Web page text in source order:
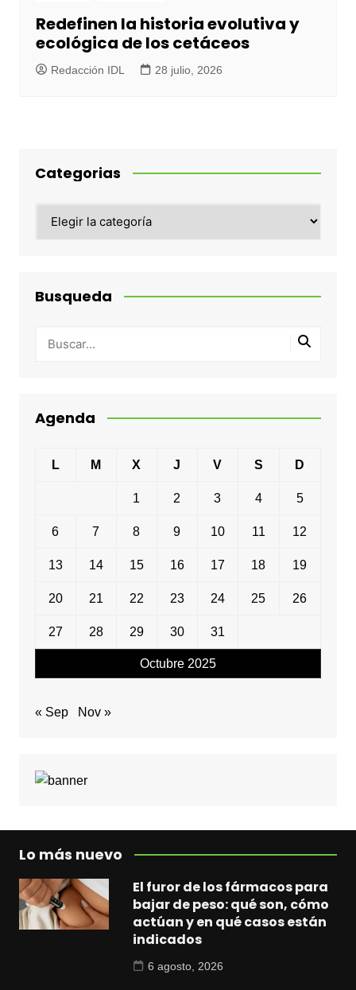
Redefinen la historia evolutiva y
ecológica de los cetáceos
Redacción IDL 28 julio, 2026
Categorias
Busqueda
Agenda
Octubre 2025
L M X J V S D
1 2 3 4 5
6 7 8 9 10 11 12
13 14 15 16 17 18 19
20 21 22 23 24 25 26
27 28 29 30 31
« Sep Nov »
Lo más nuevo
El furor de los fármacos para
bajar de peso: qué son, cómo
actúan y en qué casos están
indicados
6 agosto, 2026